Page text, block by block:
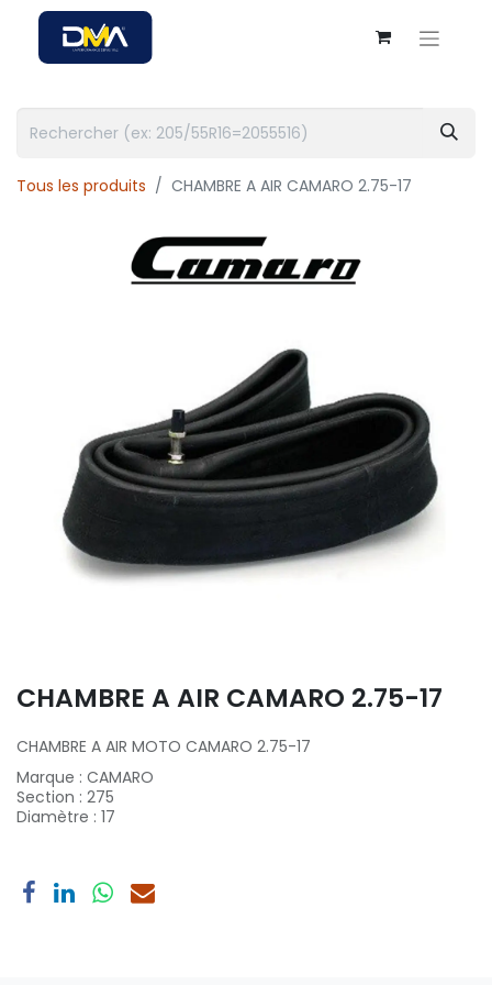
Tous les produits CHAMBRE A AIR CAMARO 2.75-17
CHAMBRE A AIR CAMARO 2.75-17
CHAMBRE A AIR MOTO CAMARO 2.75-17
Marque : CAMARO
Section : 275
Diamètre : 17